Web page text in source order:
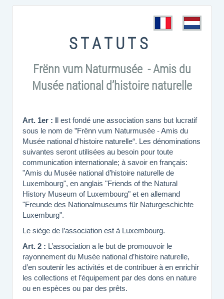
S T A T U T S
Frënn vum Naturmusée - Amis du
Musée national d’histoire naturelle
Art. 1er : Il est fondé une association sans but lucratif
sous le nom de ”Frënn vum Naturmusée - Amis du
Musée national d’histoire naturelle“. Les dénominations
suivantes seront utilisées au besoin pour toute
communication internationale; à savoir en français:
"Amis du Musée national d’histoire naturelle de
Luxembourg", en anglais "Friends of the Natural
History Museum of Luxembourg" et en allemand
"Freunde des Nationalmuseums für Naturgeschichte
Luxemburg".
Le siège de l’association est à Luxembourg.
Art. 2 : L’association a le but de promouvoir le
rayonnement du Musée national d’histoire naturelle,
d’en soutenir les activités et de contribuer à en enrichir
les collections et l’équipement par des dons en nature
ou en espèces ou par des prêts.